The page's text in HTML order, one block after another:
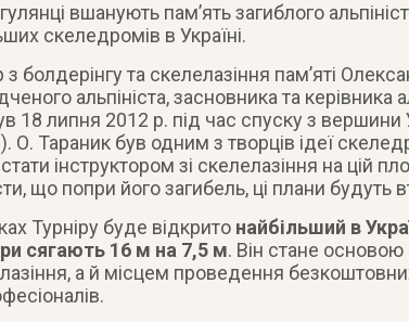
вшанують пам’ять загиблого
скеледромів в Україні.
з болдерінгу та скелелазіння пам’яті
альпініста, засновника та
18 липня 2012 р. під час спуску з
О. Тараник був одним з творців ідеї
інструктором зі скелелазіння на цій
що попри його загибель, ці плани будуть
Турніру буде відкрито найбільший в
сягають 16 м на 7,5 м. Він стане
а й місцем проведення